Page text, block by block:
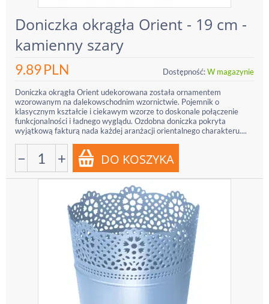
Doniczka okrągła Orient - 19 cm -
kamienny szary
9.89PLN Dostępność:W magazynie
Doniczka okrągła Orient udekorowana została ornamentem
wzorowanym na dalekowschodnim wzornictwie. Pojemnik o
klasycznym kształcie i ciekawym wzorze to doskonale połączenie
funkcjonalności i ładnego wyglądu. Ozdobna doniczka pokryta
wyjątkową fakturą nada każdej aranżacji orientalnego charakteru....
− +